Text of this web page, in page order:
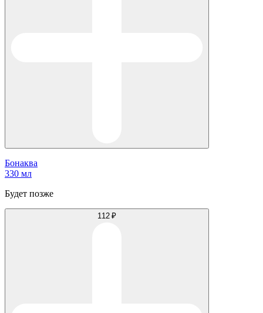
Бонаква
330 мл
Будет позже
112 ₽